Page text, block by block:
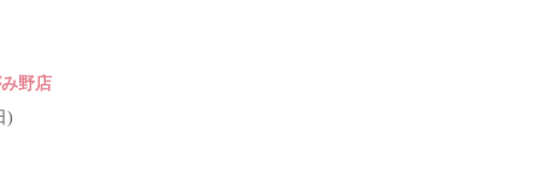
野店
)